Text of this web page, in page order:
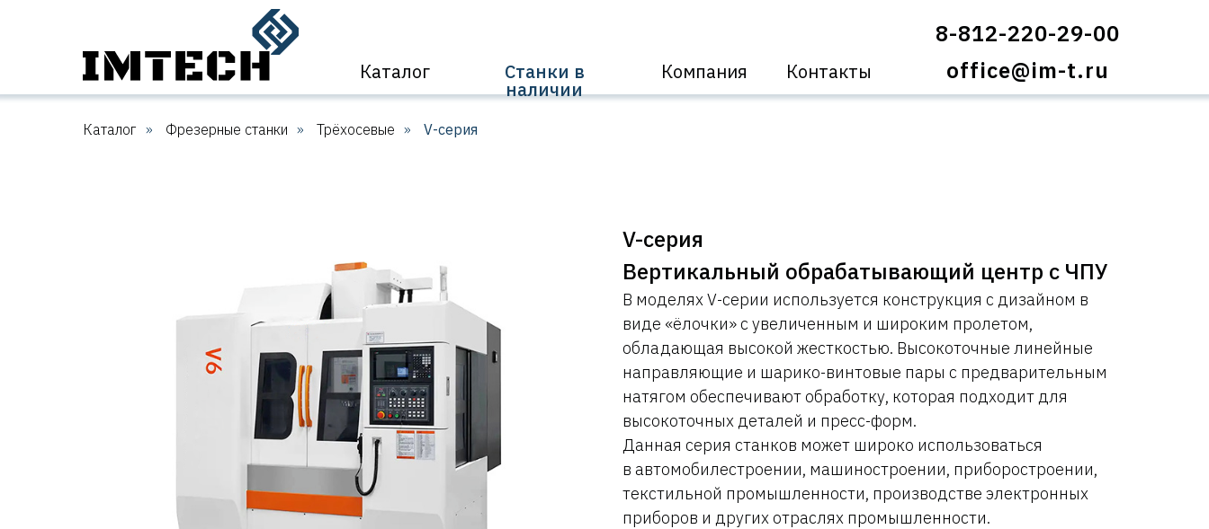
Каталог Компания
Станки в
наличии
Контакты office@im-t.ru
8-812-220-29-00
Каталог » Фрезерные станки » Трёхосевые » V-серия
V-серия
Вертикальный обрабатывающий центр с ЧПУ
В моделях V-серии используется конструкция с дизайном в
виде «ёлочки» с увеличенным и широким пролетом,
обладающая высокой жесткостью. Высокоточные линейные
направляющие и шарико-винтовые пары с предварительным
натягом обеспечивают обработку, которая подходит для
высокоточных деталей и пресс-форм.
Данная серия станков может широко использоваться
в автомобилестроении, машиностроении, приборостроении,
текстильной промышленности, производстве электронных
приборов и других отраслях промышленности.